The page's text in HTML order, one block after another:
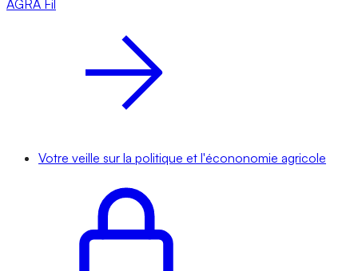
AGRA Fil
Votre veille sur la politique et l'écononomie agricole